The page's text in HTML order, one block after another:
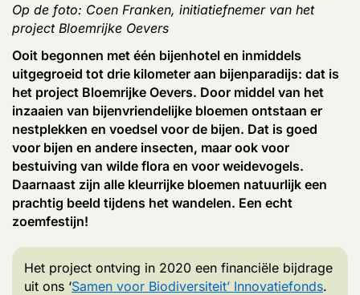
Op de foto: Coen Franken, initiatiefnemer van het
project Bloemrijke Oevers
Ooit begonnen met één bijenhotel en inmiddels
uitgegroeid tot drie kilometer aan bijenparadijs: dat is
het project Bloemrijke Oevers. Door middel van het
inzaaien van bijenvriendelijke bloemen ontstaan er
nestplekken en voedsel voor de bijen. Dat is goed
voor bijen en andere insecten, maar ook voor
bestuiving van wilde flora en voor weidevogels.
Daarnaast zijn alle kleurrijke bloemen natuurlijk een
prachtig beeld tijdens het wandelen. Een echt
zoemfestijn!
Het project ontving in 2020 een financiële bijdrage
uit ons ‘Samen voor Biodiversiteit’ Innovatiefonds.